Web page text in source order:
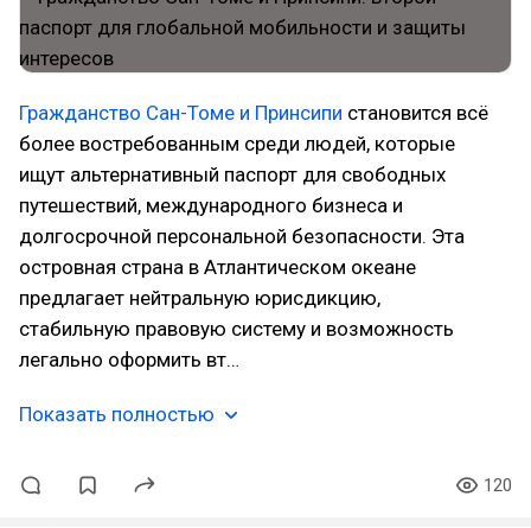
Гражданство Сан-Томе и Принсипи становится всё
более востребованным среди людей, которые
ищут альтернативный паспорт для свободных
путешествий, международного бизнеса и
долгосрочной персональной безопасности. Эта
островная страна в Атлантическом океане
предлагает нейтральную юрисдикцию,
стабильную правовую систему и возможность
легально оформить вт…
Показать полностью
120